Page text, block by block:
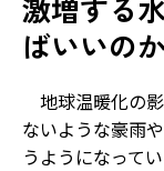
激増する
ばいいの
地球温暖化の
ないような豪雨
うようになってい